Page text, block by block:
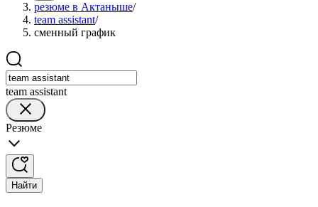
резюме в Актаныше/
team assistant/
сменный график
team assistant
Резюме
Найти